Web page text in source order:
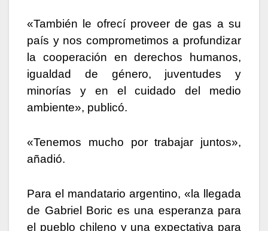
«También le ofrecí proveer de gas a su
país y nos comprometimos a profundizar
la cooperación en derechos humanos,
igualdad de género, juventudes y
minorías y en el cuidado del medio
ambiente», publicó.
«Tenemos mucho por trabajar juntos»,
añadió.
Para el mandatario argentino, «la llegada
de Gabriel Boric es una esperanza para
el pueblo chileno y una expectativa para